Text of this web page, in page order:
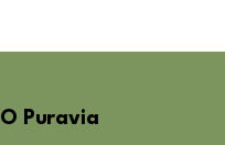
O Puravia